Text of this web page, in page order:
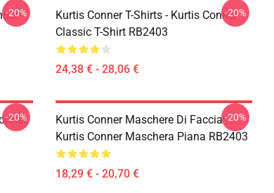
-20%
Kurtis Conner T-Shirts - Kurtis Conner
Classic T-Shirt RB2403
24,38 € - 28,06 €
-20%
-20%
Kurtis Conner Maschere Di Faccia -
Kurtis Conner Maschera Piana RB2403
18,29 € - 20,70 €
-20%